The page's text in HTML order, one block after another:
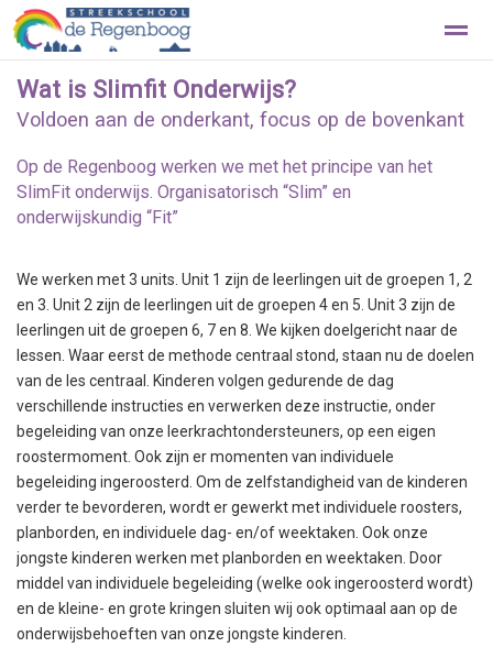
Beleef de Regenboog met een rondleiding
Home Foto's Zoeken Nieuws
Wat is Slimfit Onderwijs?
Voldoen aan de onderkant, focus op de bovenkant
Op de Regenboog werken we met het principe van het
SlimFit onderwijs. Organisatorisch “Slim” en
onderwijskundig “Fit”
We werken met 3 units. Unit 1 zijn de leerlingen uit de groepen 1, 2
en 3. Unit 2 zijn de leerlingen uit de groepen 4 en 5. Unit 3 zijn de
leerlingen uit de groepen 6, 7 en 8. We kijken doelgericht naar de
lessen. Waar eerst de methode centraal stond, staan nu de doelen
van de les centraal. Kinderen volgen gedurende de dag
verschillende instructies en verwerken deze instructie, onder
begeleiding van onze leerkrachtondersteuners, op een eigen
roostermoment. Ook zijn er momenten van individuele
begeleiding ingeroosterd. Om de zelfstandigheid van de kinderen
verder te bevorderen, wordt er gewerkt met individuele roosters,
planborden, en individuele dag- en/of weektaken. Ook onze
jongste kinderen werken met planborden en weektaken. Door
middel van individuele begeleiding (welke ook ingeroosterd wordt)
en de kleine- en grote kringen sluiten wij ook optimaal aan op de
onderwijsbehoeften van onze jongste kinderen.